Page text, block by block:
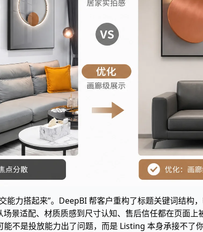
能力搭起来”。DeepBI 帮客户重构了标题关键词结构
景适配、材质质感到尺寸认知、售后信任都在页面
不是投放能力出了问题，而是 Listing 本身承接不了